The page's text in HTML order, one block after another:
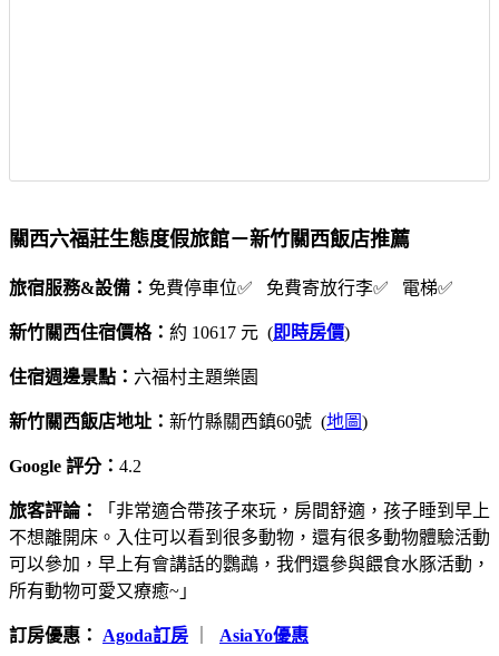
關西六福莊生態度假旅館－新竹關西飯店推薦
旅宿服務&設備： 免費停車位✅ 免費寄放行李✅ 電梯✅
新竹關西住宿價格： 約 10617 元 (即時房價)
住宿週邊景點： 六福村主題樂園
新竹關西飯店地址： 新竹縣關西鎮60號 (地圖)
Google 評分： 4.2
旅客評論：
「非常適合帶孩子來玩，房間舒適，孩子睡到早上
不想離開床。入住可以看到很多動物，還有很多動物體驗活動
可以參加，早上有會講話的鸚鵡，我們還參與餵食水豚活動，
所有動物可愛又療癒~」
訂房優惠： Agoda訂房 AsiaYo優惠